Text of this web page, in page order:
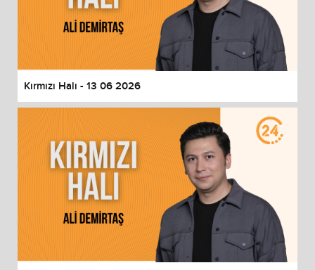
Kırmızı Halı - 13 06 2026